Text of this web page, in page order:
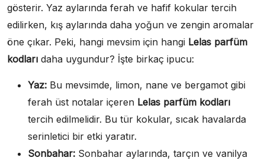
gösterir. Yaz aylarında ferah ve hafif kokular tercih
edilirken, kış aylarında daha yoğun ve zengin aromalar
öne çıkar. Peki, hangi mevsim için hangi Lelas parfüm
kodları daha uygundur? İşte birkaç ipucu:
Yaz: Bu mevsimde, limon, nane ve bergamot gibi
ferah üst notalar içeren Lelas parfüm kodları
tercih edilmelidir. Bu tür kokular, sıcak havalarda
serinletici bir etki yaratır.
Sonbahar: Sonbahar aylarında, tarçın ve vanilya